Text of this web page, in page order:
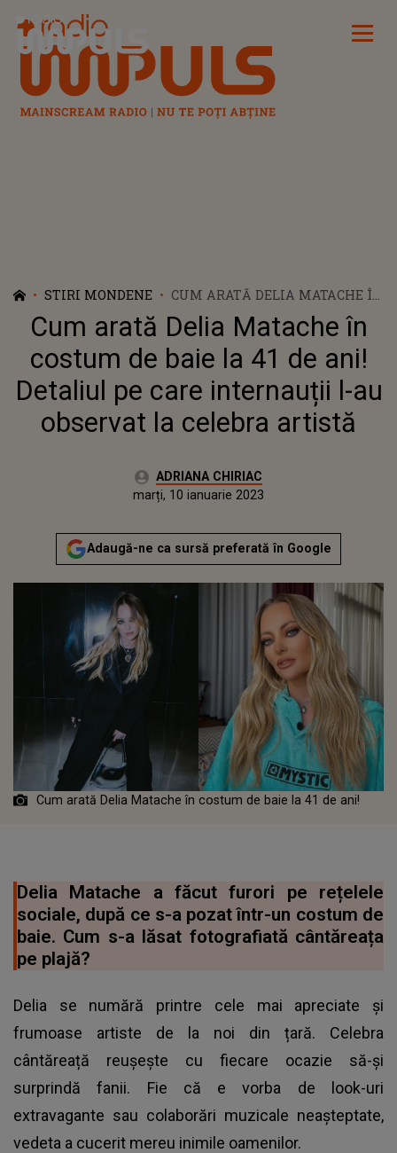
Radio Impuls
STIRI MONDENE
CUM ARATĂ DELIA MATACHE ÎN
COSTUM DE BAIE LA 41 DE ANI!
DETALIUL PE CARE
INTERNAUȚII L-AU OBSERVAT
LA CELEBRA ARTISTĂ
Cum arată Delia Matache în
costum de baie la 41 de ani!
Detaliul pe care internauții l-au
observat la celebra artistă
Autor:ADRIANA CHIRIAC
marți, 10 ianuarie 2023Actualizat:
marți, 10 ianuarie 2023
Adaugă-ne ca sursă preferată în Google
Cum arată Delia Matache în costum de baie la 41 de ani!
Delia Matache a făcut furori pe rețelele
sociale, după ce s-a pozat într-un costum de
baie. Cum s-a lăsat fotografiată cântăreața
pe plajă?
Delia se numără printre cele mai apreciate și
frumoase artiste de la noi din țară. Celebra
cântăreață reușește cu fiecare ocazie să-și
surprindă fanii. Fie că e vorba de look-uri
extravagante sau colaborări muzicale neașteptate,
vedeta a cucerit mereu inimile oamenilor.